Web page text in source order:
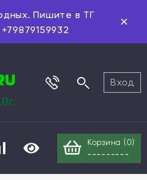
Пишите в ТГ
Вход
Корзина ( 0)
---------